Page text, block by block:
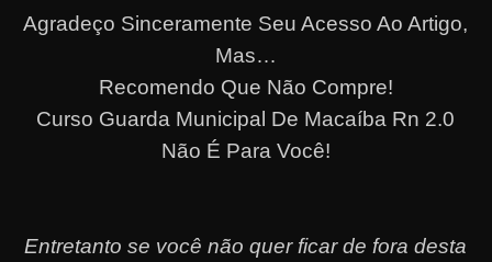
Agradeço Sinceramente Seu Acesso Ao Artigo,
Mas…
Recomendo Que Não Compre!
Curso Guarda Municipal De Macaíba Rn 2.0
Não É Para Você!
Entretanto se você não quer ficar de fora desta